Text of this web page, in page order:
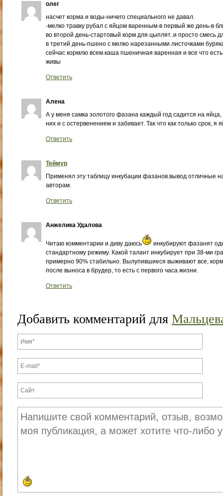
олег
насчет корма и воды-ничего специального не давал.
-мелко травку рубал с яйцом варенным-в первый же день-в
во второй день-стартовый корм для цыплят..и просто смесь
в третий день-пшено с мелко нарезанными листочками
сейчас кормлю всем.каша пшеничная варенная и все что
живы
Ответить
Алена
А у меня самка золотого фазана каждый год садится на
них и с остервенением и забивает. Так что как только срок, я
Ответить
Теймур
Применял эту таблицу инкубации фазанов.вывод отличные
авторам.
Ответить
Анжелика Удалова
Читаю комментарии и диву даюсь
инкубируют фазанят
стандартному режиму. Какой талант инкубирует при 38-ми
примерно 90% стабильно. Вылупившиеся выживают все,
после выноса в брудер, то есть с первого часа жизни.
Ответить
Добавить комментарий для